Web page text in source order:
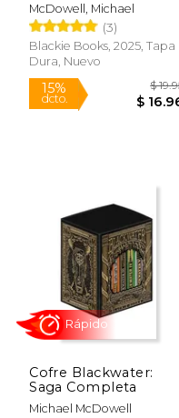
McDowell, Michael
(3)
Blackie Books, 2025, Tapa
Dura, Nuevo
15%
dcto. $
Cofre Blackwater:
Saga Completa
Michael McDowell